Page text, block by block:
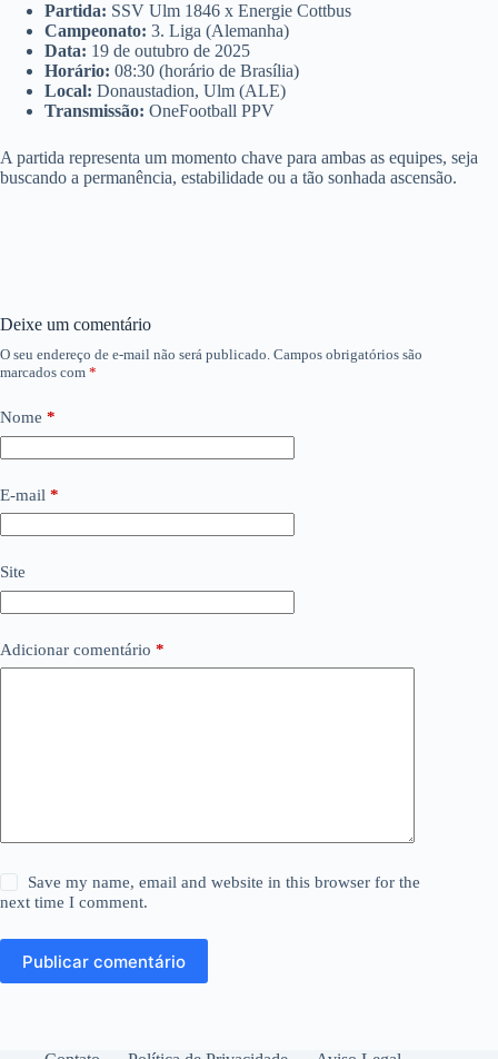
Partida: SSV Ulm 1846 x Energie Cottbus
Campeonato: 3. Liga (Alemanha)
Data: 19 de outubro de 2025
Horário: 08:30 (horário de Brasília)
Local: Donaustadion, Ulm (ALE)
Transmissão: OneFootball PPV
A partida representa um momento chave para ambas as equipes, seja
buscando a permanência, estabilidade ou a tão sonhada ascensão.
Deixe um comentário
O seu endereço de e-mail não será publicado. Campos obrigatórios são
marcados com *
Nome *
E-mail *
Site
Adicionar comentário *
Save my name, email and website in this browser for the
next time I comment.
Publicar comentário